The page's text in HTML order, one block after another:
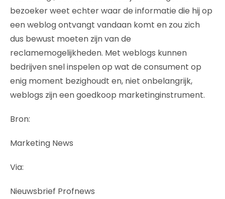
bezoeker weet echter waar de informatie die hij op
een weblog ontvangt vandaan komt en zou zich
dus bewust moeten zijn van de
reclamemogelijkheden. Met weblogs kunnen
bedrijven snel inspelen op wat de consument op
enig moment bezighoudt en, niet onbelangrijk,
weblogs zijn een goedkoop marketinginstrument.
Bron:
Marketing News
Via:
Nieuwsbrief Profnews